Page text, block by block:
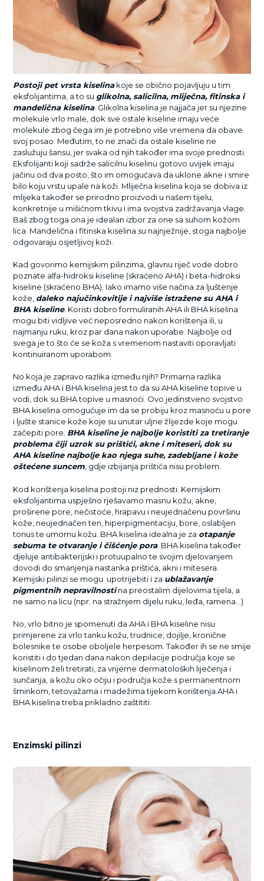
Postoji pet vrsta kiselinakoje se obično pojavljuju u tim
eksfolijantima, a to su glikolna, salicilna, mliječna, fitinska i
mandelična kiselina. Glikolna kiselina je najjača jer su njezine
molekule vrlo male, dok sve ostale kiseline imaju veće
molekule zbog čega im je potrebno više vremena da obave
svoj posao. Međutim, to ne znači da ostale kiseline ne
zaslužuju šansu, jer svaka od njih također ima svoje prednosti.
Eksfolijanti koji sadrže salicilnu kiselinu gotovo uvijek imaju
jačinu od dva posto, što im omogućava da uklone akne i smire
bilo koju vrstu upale na koži. Mliječna kiselina koja se dobiva iz
mlijeka također se prirodno proizvodi u našem tijelu,
konkretnije u mišićnom tkivu i ima svojstva zadržavanja vlage.
Baš zbog toga ona je idealan izbor za one sa suhom kožom
lica. Mandelična i fitinska kiselina su najnježnije, stoga najbolje
odgovaraju osjetljivoj koži.
Kad govorimo kemijskim pilinzima, glavnu riječ vode dobro
poznate alfa-hidroksi kiseline (skraćeno AHA) i beta-hidroksi
kiseline (skraćeno BHA). Iako imamo više načina za ljuštenje
kože, daleko najučinkovitije i najviše istražene su AHA i
BHA kiseline. Koristi dobro formuliranih AHA ili BHA kiselina
mogu biti vidljive već neposredno nakon korištenja ili, u
najmanju ruku, kroz par dana nakon uporabe. Najbolje od
svega je to što će se koža s vremenom nastaviti oporavljati
kontinuiranom uporabom.
No koja je zapravo razlika između njih? Primarna razlika
između AHA i BHA kiselina jest to da su AHA kiseline topive u
vodi, dok su BHA topive u masnoći. Ovo jedinstveno svojstvo
BHA kiselina omogućuje im da se probiju kroz masnoću u pore
i ljušte stanice kože koje su unutar uljne žlijezde koje mogu
začepiti pore. BHA kiseline je najbolje koristiti za tretiranje
problema čiji uzrok su prištići, akne i miteseri, dok su
AHA kiseline najbolje kao njega suhe, zadebljane i kože
oštećene suncem, gdje izbijanja prištića nisu problem.
Kod korištenja kiselina postoji niz prednosti. Kemijskim
eksfolijantima uspješno rješavamo masnu kožu, akne,
proširene pore, nečistoće, hrapavu i neujednačenu površinu
kože, neujednačen ten, hiperpigmentaciju, bore, oslabljen
tonus te umornu kožu. BHA kiselina idealna je za otapanje
sebuma te otvaranje i čišćenje pora. BHA kiselina također
djeluje antibakterijski i protuupalno te svojim djelovanjem
dovodi do smanjenja nastanka prištića, akni i mitesera.
Kemijski pilinzi se mogu upotrijebiti i za ublažavanje
pigmentnih nepravilnostina preostalim dijelovima tijela, a
ne samo na licu (npr. na stražnjem dijelu ruku, leđa, ramena…)
No, vrlo bitno je spomenuti da AHA i BHA kiseline nisu
primjerene za vrlo tanku kožu, trudnice, dojilje, kronične
bolesnike te osobe oboljele herpesom. Također ih se ne smije
koristiti i do tjedan dana nakon depilacije područja koje se
kiselinom želi tretirati, za vrijeme dermatoloških liječenja i
sunčanja, a kožu oko očiju i područja kože s permanentnom
šminkom, tetovažama i madežima tijekom korištenja AHA i
BHA kiselina treba prikladno zaštititi.
Enzimski pilinzi